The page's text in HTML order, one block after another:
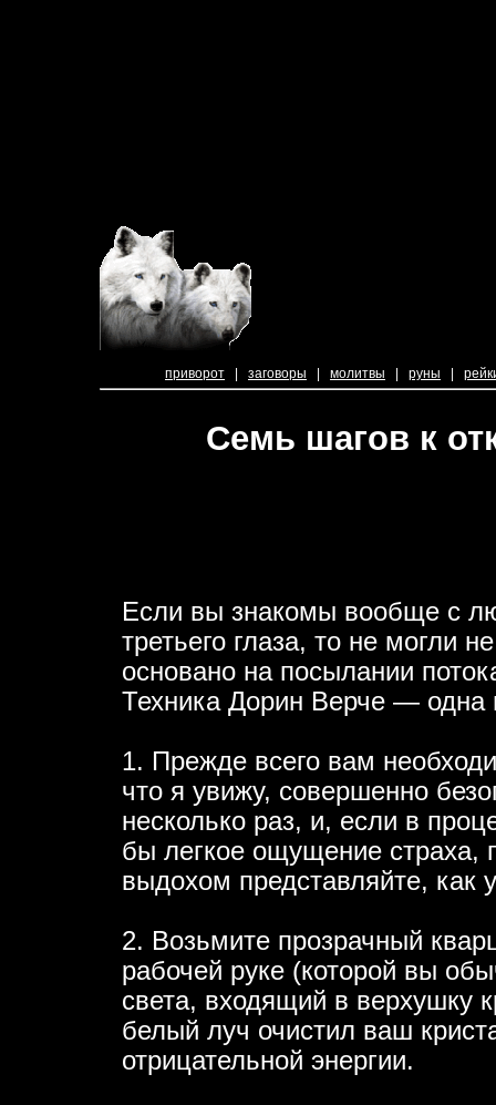
приворот заговоры молитвы руны
Семь шагов к
Если вы знакомы вообще с
третьего глаза, то не могли
основано на посылании
Техника Дорин Верче — одна
1. Прежде всего вам
что я увижу, совершенно
несколько раз, и, если в
бы легкое ощущение
выдохом представляйте,
2. Возьмите прозрачный
рабочей руке (которой вы
света, входящий в верхушку
белый луч очистил ваш
отрицательной энергии.